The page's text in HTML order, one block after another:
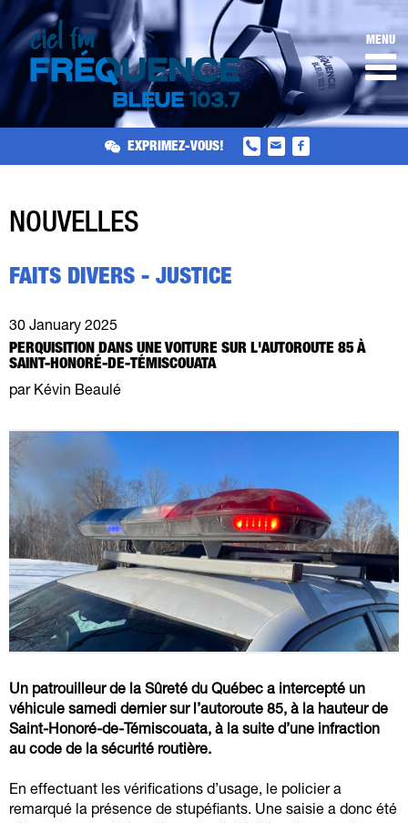
MENU
EXPRIMEZ-VOUS!
NOUVELLES
FAITS DIVERS - JUSTICE
30 January 2025
PERQUISITION DANS UNE VOITURE SUR L'AUTOROUTE 85 À
SAINT-HONORÉ-DE-TÉMISCOUATA
par Kévin Beaulé
Un patrouilleur de la Sûreté du Québec a intercepté un
véhicule samedi dernier sur l’autoroute 85, à la hauteur de
Saint-Honoré-de-Témiscouata, à la suite d’une infraction
au code de la sécurité routière.
En effectuant les vérifications d’usage, le policier a
remarqué la présence de stupéfiants. Une saisie a donc été